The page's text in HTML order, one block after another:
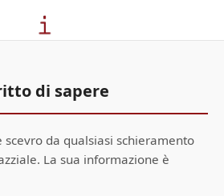
di sapere
da qualsiasi schieramento
La sua informazione è